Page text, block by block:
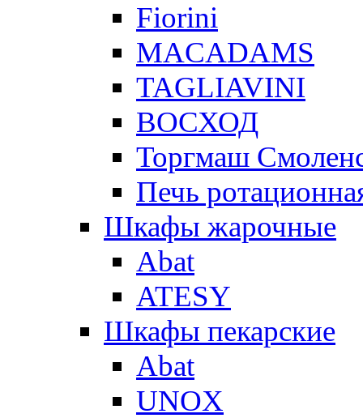
Fiorini
MACADAMS
TAGLIAVINI
ВОСХОД
Торгмаш
Печь
Шкафы жарочные
Abat
ATESY
Шкафы пекарские
Abat
UNOX